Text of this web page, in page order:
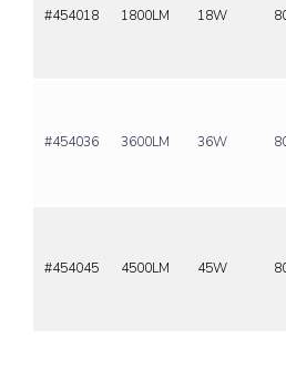
#454018 1800LM 18W
#454036 3600LM 36W
#454045 4500LM 45W